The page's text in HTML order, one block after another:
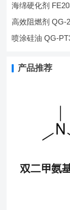
海绵硬化剂
高效阻燃剂 QG-
喷涂硅油 QG-
产品推荐